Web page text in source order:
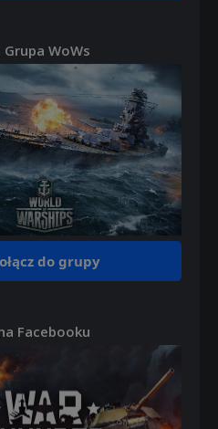
WoWs
do grupy
Facebooku